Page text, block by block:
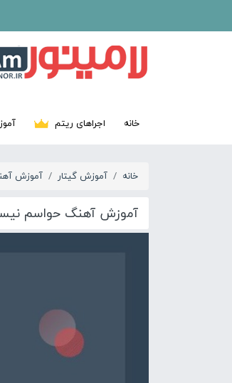
خانه اجراهای ریتم
خانه آموزش گیتار آموزش
آموزش آهنگ حواسم